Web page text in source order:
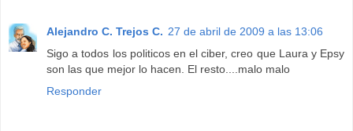
Alejandro C. Trejos C. 27 de abril de 2009 a las 13:06
Sigo a todos los politicos en el ciber, creo que Laura y Epsy
son las que mejor lo hacen. El resto....malo malo
Responder